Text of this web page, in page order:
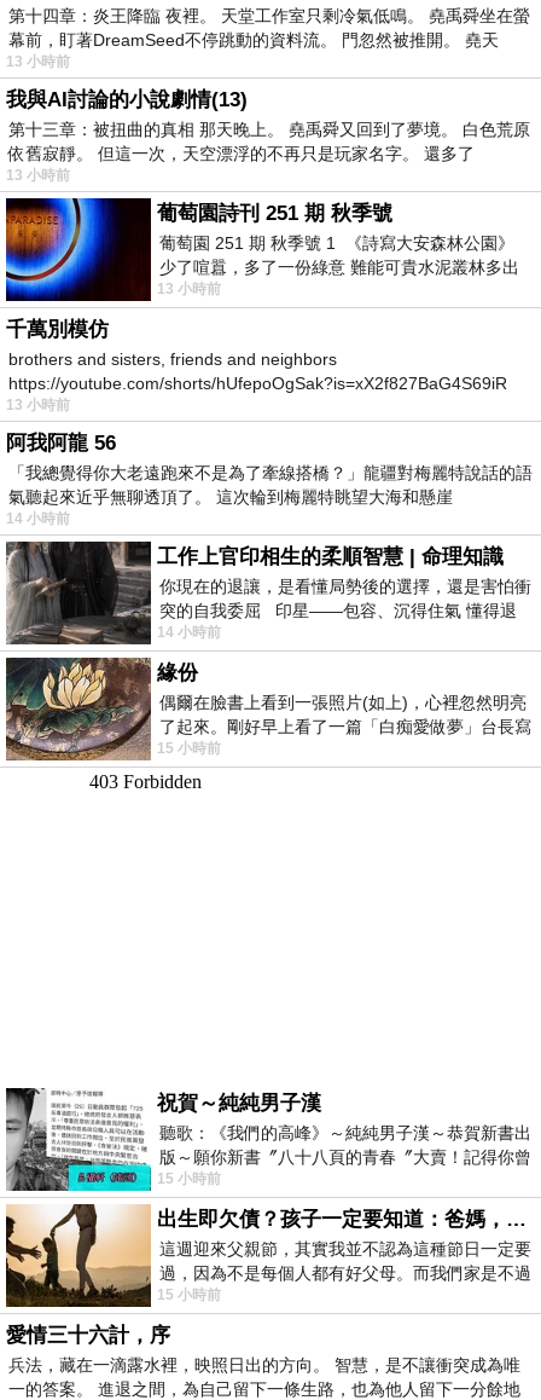
第十四章：炎王降臨 夜裡。 天堂工作室只剩冷氣低鳴。 堯禹舜坐在螢
幕前，盯著DreamSeed不停跳動的資料流。 門忽然被推開。 堯天
13 小時前
我與AI討論的小說劇情(13)
第十三章：被扭曲的真相 那天晚上。 堯禹舜又回到了夢境。 白色荒原
依舊寂靜。 但這一次，天空漂浮的不再只是玩家名字。 還多了
13 小時前
葡萄園詩刊 251 期 秋季號
葡萄園 251 期 秋季號 1 《詩寫大安森林公園》
少了喧囂，多了一份綠意 難能可貴水泥叢林多出
一
13 小時前
千萬別模仿
brothers and sisters, friends and neighbors
https://youtube.com/shorts/hUfepoOgSak?is=xX2f827BaG4S69iR
https
13 小時前
阿我阿龍 56
「我總覺得你大老遠跑來不是為了牽線搭橋？」龍疆對梅麗特說話的語
氣聽起來近乎無聊透頂了。 這次輪到梅麗特眺望大海和懸崖
14 小時前
工作上官印相生的柔順智慧 | 命理知識
你現在的退讓，是看懂局勢後的選擇，還是害怕衝
突的自我委屈 印星——包容、沉得住氣 懂得退
一步觀察，不會
14 小時前
緣份
偶爾在臉書上看到一張照片(如上)，心裡忽然明亮
了起來。剛好早上看了一篇「白痴愛做夢」台長寫
的貼文，在回顧年輕時瘋狂愛上
15 小時前
祝賀～純純男子漢
聽歌：《我們的高峰》～純純男子漢～恭賀新書出
版～願你新書〞八十八頁的青春〞大賣！記得你曾
經在我的版留言…「好讚的圖^^感覺大家
15 小時前
出生即欠債？孩子一定要知道：爸媽，其實我不欠你們
這週迎來父親節，其實我並不認為這種節日一定要
過，因為不是每個人都有好父母。而我們家是不過
節的，平時也沒什麼儀式感，生活趨近冷
15 小時前
愛情三十六計，序
兵法，藏在一滴露水裡，映照日出的方向。 智慧，是不讓衝突成為唯
一的答案。 進退之間，為自己留下一條生路，也為他人留下一分餘地